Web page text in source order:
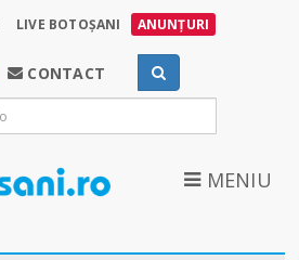
LIVE BOTOȘANI ANUNȚURI
CONTACT
MENIU